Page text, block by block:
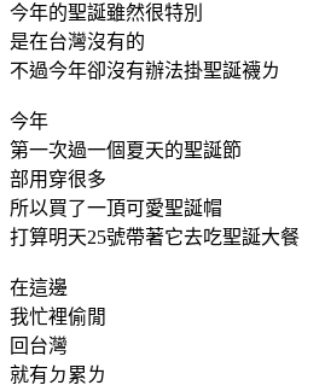
今年的聖誕雖然很特別
是在台灣沒有的
不過今年卻沒有辦法掛聖誕襪ㄌ
今年
第一次過一個夏天的聖誕節
部用穿很多
所以買了一頂可愛聖誕帽
打算明天25號帶著它去吃聖誕大餐
在這邊
我忙裡偷閒
回台灣
就有ㄉ累ㄌ